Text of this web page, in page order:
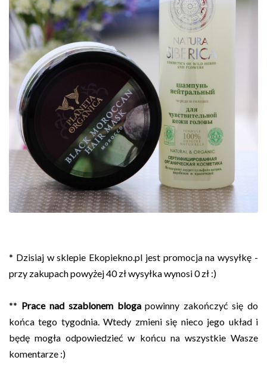
* Dzisiaj w sklepie Ekopiekno.pl jest promocja na wysyłkę -
przy zakupach powyżej 40 zł wysyłka wynosi 0 zł :)
** Prace nad szablonem blogapowinny zakończyć się do
końca tego tygodnia. Wtedy zmieni się nieco jego układ i
będę mogła odpowiedzieć w końcu na wszystkie Wasze
komentarze :)